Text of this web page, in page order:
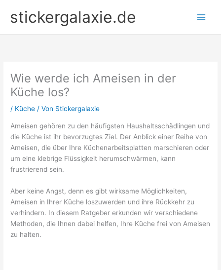
Inhaltstickergalaxie.de
Wie werde ich Ameisen in der
Küche los?
/ Küche / Von Stickergalaxie
Ameisen gehören zu den häufigsten Haushaltsschädlingen und
die Küche ist ihr bevorzugtes Ziel. Der Anblick einer Reihe von
Ameisen, die über Ihre Küchenarbeitsplatten marschieren oder
um eine klebrige Flüssigkeit herumschwärmen, kann
frustrierend sein.
Aber keine Angst, denn es gibt wirksame Möglichkeiten,
Ameisen in Ihrer Küche loszuwerden und ihre Rückkehr zu
verhindern. In diesem Ratgeber erkunden wir verschiedene
Methoden, die Ihnen dabei helfen, Ihre Küche frei von Ameisen
zu halten.